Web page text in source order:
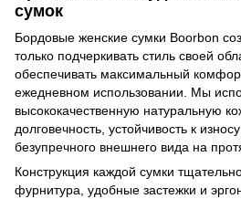
сумок
Бордовые женские сумки Boorbon
только подчеркивать стиль своей
обеспечивать максимальный
ежедневном использовании. Мы
высококачественную натуральную
долговечность, устойчивость к
безупречного внешнего вида на
Конструкция каждой сумки
фурнитура, удобные застежки и